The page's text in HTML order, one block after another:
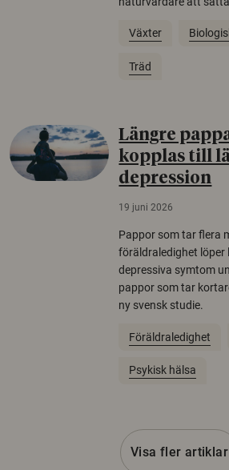
Växter
Träd
Längre
kopplas till
depression
19 juni 2026
Pappor som tar flera
föräldraledighet löper
depressiva symtom
pappor som tar
ny svensk studie.
Föräldraledighet
Psykisk hälsa
Visa fler artiklar